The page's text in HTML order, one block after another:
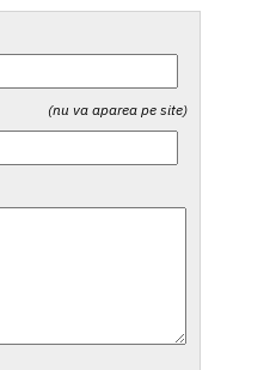
(nu va aparea pe site)